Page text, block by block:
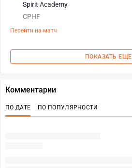
Spirit Academy
CPHF
Перейти на матч
ПОКАЗАТЬ ЕЩЕ
Комментарии
ПО ДАТЕ ПО ПОПУЛЯРНОСТИ